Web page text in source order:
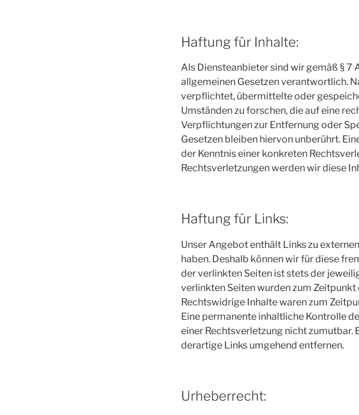
Haftung für Inhalte:
Als Diensteanbieter sind wir gemäß § 7
allgemeinen Gesetzen verantwortlich.
verpflichtet, übermittelte oder
Umständen zu forschen, die auf eine
Verpflichtungen zur Entfernung oder
Gesetzen bleiben hiervon unberührt.
der Kenntnis einer konkreten
Rechtsverletzungen werden wir diese
Haftung für Links:
Unser Angebot enthält Links zu
haben. Deshalb können wir für diese
der verlinkten Seiten ist stets der
verlinkten Seiten wurden zum
Rechtswidrige Inhalte waren zum
Eine permanente inhaltliche Kontrolle
einer Rechtsverletzung nicht
derartige Links umgehend entfernen.
Urheberrecht: